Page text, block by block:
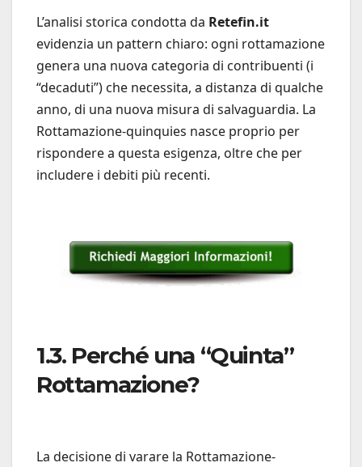
L’analisi storica condotta da Retefin.it
evidenzia un pattern chiaro: ogni rottamazione
genera una nuova categoria di contribuenti (i
“decaduti”) che necessita, a distanza di qualche
anno, di una nuova misura di salvaguardia. La
Rottamazione-quinquies nasce proprio per
rispondere a questa esigenza, oltre che per
includere i debiti più recenti.
1.3. Perché una “Quinta”
Rottamazione?
La decisione di varare la Rottamazione-